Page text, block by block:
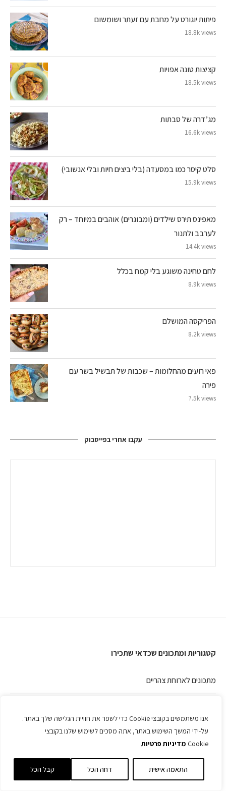
אנו משתמשים בקובצי Cookie כדי לשפר את חוויית הגלישה שלך באתר.
על-ידי המשך השימוש באתר, אתה מסכים לשימוש שלנו בקובצי
Cookie מדיניות פרטיות
התאמה אישית דחה הכל קבל הכל
פיתות יוגורט על מחבת עם זעתר ושומשום
18.8k views
קציצות טונה אפויות
18.5k views
מג’דרה של סבתות
16.6k views
סלט קיסר כמו במסעדה (בלי ביצים חיות ובלי אנשובי)
15.9k views
מאפינס תירס שילדים (ומבוגרים) אוהבים במיוחד – רק
לערבב ולתנור
14.4k views
לחם טחינה משוגע בלי קמח בכלל
8.9k views
הפריקסה המושלם
8.2k views
פאי רועים מהחלומות – שכבות של תבשיל בשר עם
פירה
7.5k views
עקבו אחרי בפייסבוק
קטגוריות ומתכונים שכדאי שתכירו
מתכונים לארוחת צהריים
מתכונים לראש השנה
מתכון לפנקייקיםמדהימים